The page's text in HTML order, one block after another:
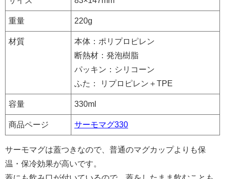
重量 220g
材質
本体：ポリプロピレン
断熱材：発泡樹脂
パッキン：シリコーン
ふた： リプロピレン＋TPE
容量 330ml
商品ページ サーモマグ330
サーモマグは蓋つきなので、普通のマグカップよりも保
温・保冷効果が高いです。